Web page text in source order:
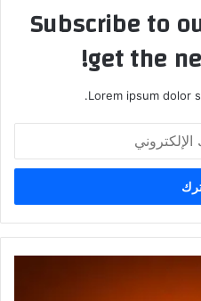
Subscribe to
get the
Lorem ipsum dolor